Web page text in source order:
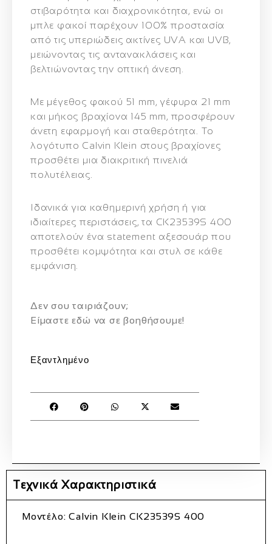
στιβαρότητα και διαχρονικότητα, ενώ οι
μπλε φακοί παρέχουν 100% προστασία
από τις υπεριώδεις ακτίνες UVA και UVB,
μειώνοντας τις αντανακλάσεις και
βελτιώνοντας την οπτική άνεση.
Με μέγεθος φακού 51 mm, γέφυρα 21 mm
και μήκος βραχίονα 145 mm, προσφέρουν
άνετη εφαρμογή και σταθερότητα. Το
λογότυπο Calvin Klein στους βραχίονες
προσθέτει μια διακριτική πινελιά
πολυτέλειας.
Ιδανικά για καθημερινή χρήση ή για
ιδιαίτερες περιστάσεις, τα CK23539S 400
αποτελούν ένα statement αξεσουάρ που
προσθέτει κομψότητα και στυλ σε κάθε
εμφάνιση.
Δεν σου ταιριάζουν;
Eίμαστε εδώ να σε βοηθήσουμε!
Εξαντλημένο
Τεχνικά Χαρακτηριστικά
Μοντέλο: Calvin Klein CK23539S 400